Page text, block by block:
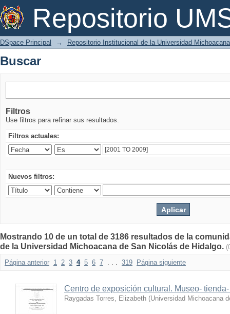
Repositorio
Buscar
DSpace Principal → Repositorio Institucional de la Universidad
Buscar
Filtros
Use filtros para refinar sus resultados.
Filtros actuales:
Nuevos filtros:
Mostrando 10 de un total de 3186 resultados de la
de la Universidad Michoacana de San Nicolás de Hidalgo.
Página anterior 1 2 3 4 5 6 7 . . . 319 Página siguiente
Centro de exposición cultural. Museo-
Raygadas Torres, Elizabeth (Universidad Michoacana